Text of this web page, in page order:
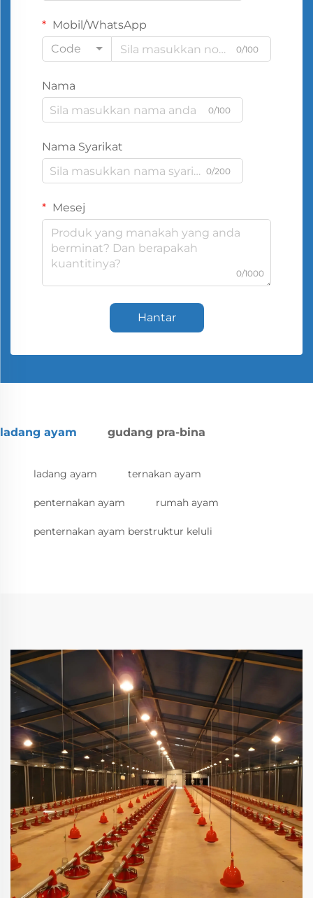
Mobil/WhatsApp
Code
0/100
Nama
0/100
Nama Syarikat
0/200
Mesej
0/1000
Hantar
ladang ayam gudang pra-bina
ladang ayam ternakan ayam
penternakan ayam rumah ayam
penternakan ayam berstruktur keluli